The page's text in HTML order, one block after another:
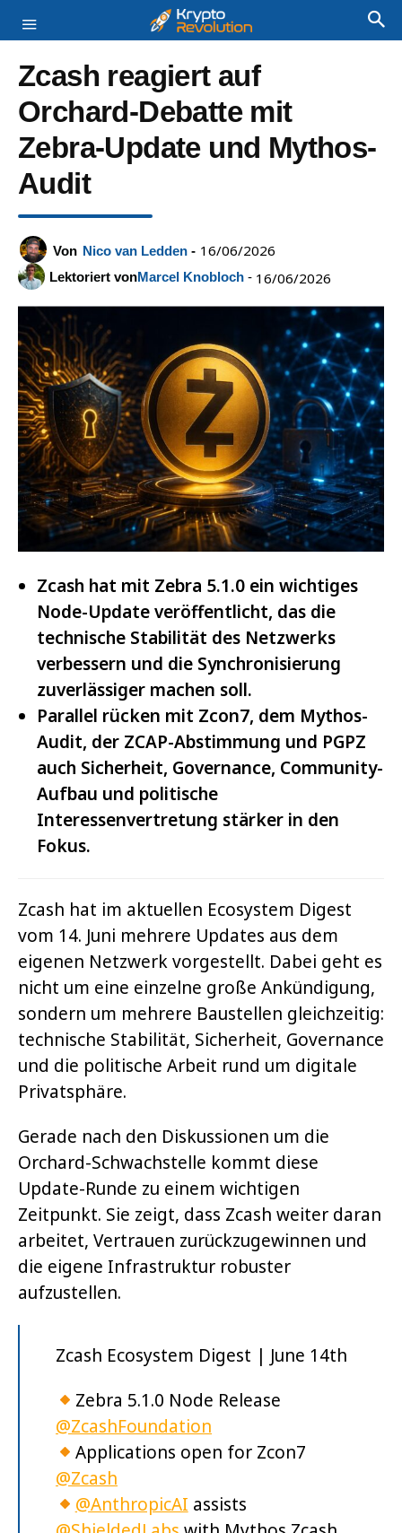
Zcash reagiert auf
Orchard-Debatte mit
Zebra-Update und Mythos-
Audit
Von Nico van Ledden - 16/06/2026
Lektoriert vonMarcel Knobloch - 16/06/2026
Zcash hat mit Zebra 5.1.0 ein wichtiges
Node-Update veröffentlicht, das die
technische Stabilität des Netzwerks
verbessern und die Synchronisierung
zuverlässiger machen soll.
Parallel rücken mit Zcon7, dem Mythos-
Audit, der ZCAP-Abstimmung und PGPZ
auch Sicherheit, Governance, Community-
Aufbau und politische
Interessenvertretung stärker in den
Fokus.
Zcash hat im aktuellen Ecosystem Digest
vom 14. Juni mehrere Updates aus dem
eigenen Netzwerk vorgestellt. Dabei geht es
nicht um eine einzelne große Ankündigung,
sondern um mehrere Baustellen gleichzeitig:
technische Stabilität, Sicherheit, Governance
und die politische Arbeit rund um digitale
Privatsphäre.
Gerade nach den Diskussionen um die
Orchard-Schwachstelle kommt diese
Update-Runde zu einem wichtigen
Zeitpunkt. Sie zeigt, dass Zcash weiter daran
arbeitet, Vertrauen zurückzugewinnen und
die eigene Infrastruktur robuster
aufzustellen.
Zcash Ecosystem Digest | June 14th
Zebra 5.1.0 Node Release
@ZcashFoundation
Applications open for Zcon7
@Zcash
@AnthropicAI assists